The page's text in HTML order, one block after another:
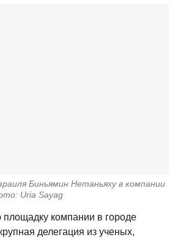
Биньямин Нетаньяху в компании
Uria Sayag
площадку компании в городе
делегация из ученых,